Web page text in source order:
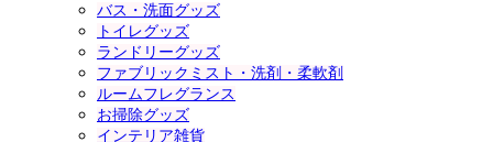
バス・洗面グッズ
トイレグッズ
ランドリーグッズ
ファブリックミスト・洗剤・柔軟剤
ルームフレグランス
お掃除グッズ
インテリア雑貨